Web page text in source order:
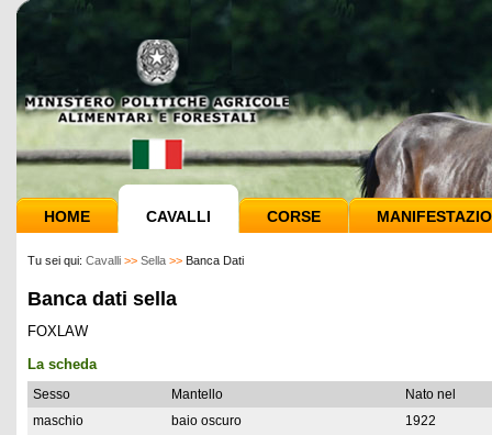
HOME CAVALLI CORSE
Tu sei qui: Cavalli >> Sella >> Banca Dati
Banca dati sella
FOXLAW
La scheda
Sesso Mantello
Nato nel
maschio
baio oscuro 1922